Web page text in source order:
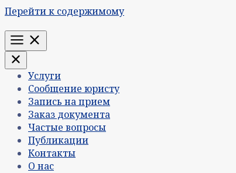
Перейти к содержимому
Меню
Услуги
Сообщение юристу
Запись на прием
Заказ документа
Частые вопросы
Публикации
Контакты
О нас